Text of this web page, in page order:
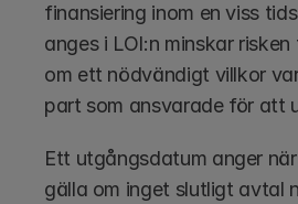
finansiering inom en viss
anges i LOI:n minskar
om ett nödvändigt villkor
part som ansvarade för att
Ett utgångsdatum anger
gälla om inget slutligt avtal